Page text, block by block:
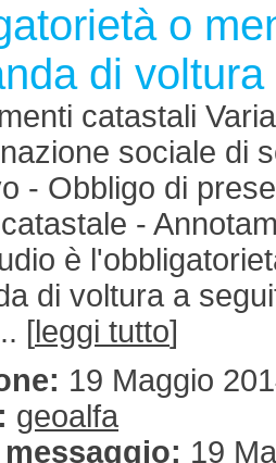
o
di
catastali
sociale di
- Obbligo di
-
è
di voltura a
[leggi tutto]
19 Maggio
geoalfa
19